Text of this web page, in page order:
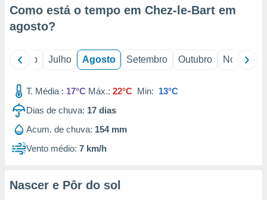
1199
Como está o tempo em Chez-le-Bart em
agosto?
Junho Julho Agosto Setembro Outubro Novembro
T. Média : 17°C Máx.: 22°C Min: 13°C
Dias de chuva: 17 dias
Acum. de chuva: 154 mm
Vento médio: 7 km/h
Nascer e Pôr do sol